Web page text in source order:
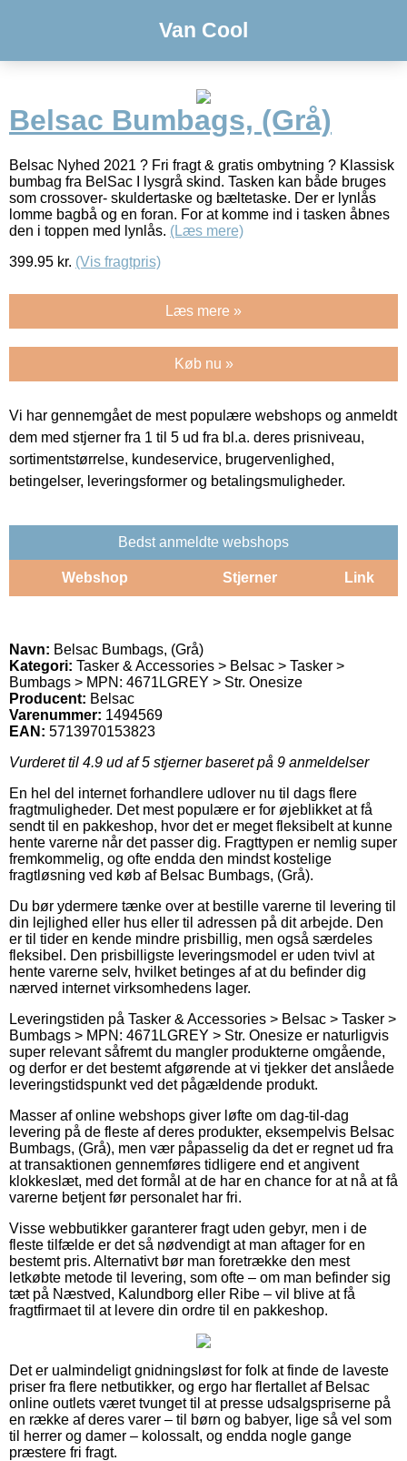
Van Cool
Belsac Bumbags, (Grå)
Belsac Nyhed 2021 ? Fri fragt & gratis ombytning ? Klassisk
bumbag fra BelSac I lysgrå skind. Tasken kan både bruges
som crossover- skuldertaske og bæltetaske. Der er lynlås
lomme bagbå og en foran. For at komme ind i tasken åbnes
den i toppen med lynlås. (Læs mere)
399.95 kr. (Vis fragtpris)
Læs mere »
Køb nu »
Vi har gennemgået de mest populære webshops og anmeldt
dem med stjerner fra 1 til 5 ud fra bl.a. deres prisniveau,
sortimentstørrelse, kundeservice, brugervenlighed,
betingelser, leveringsformer og betalingsmuligheder.
Bedst anmeldte webshops
Webshop Stjerner Link
Navn: Belsac Bumbags, (Grå)
Kategori: Tasker & Accessories > Belsac > Tasker >
Bumbags > MPN: 4671LGREY > Str. Onesize
Producent: Belsac
Varenummer: 1494569
EAN: 5713970153823
Vurderet til 4.9 ud af 5 stjerner baseret på 9 anmeldelser
En hel del internet forhandlere udlover nu til dags flere
fragtmuligheder. Det mest populære er for øjeblikket at få
sendt til en pakkeshop, hvor det er meget fleksibelt at kunne
hente varerne når det passer dig. Fragttypen er nemlig super
fremkommelig, og ofte endda den mindst kostelige
fragtløsning ved køb af Belsac Bumbags, (Grå).
Du bør ydermere tænke over at bestille varerne til levering til
din lejlighed eller hus eller til adressen på dit arbejde. Den
er til tider en kende mindre prisbillig, men også særdeles
fleksibel. Den prisbilligste leveringsmodel er uden tvivl at
hente varerne selv, hvilket betinges af at du befinder dig
nærved internet virksomhedens lager.
Leveringstiden på Tasker & Accessories > Belsac > Tasker >
Bumbags > MPN: 4671LGREY > Str. Onesize er naturligvis
super relevant såfremt du mangler produkterne omgående,
og derfor er det bestemt afgørende at vi tjekker det anslåede
leveringstidspunkt ved det pågældende produkt.
Masser af online webshops giver løfte om dag-til-dag
levering på de fleste af deres produkter, eksempelvis Belsac
Bumbags, (Grå), men vær påpasselig da det er regnet ud fra
at transaktionen gennemføres tidligere end et angivent
klokkeslæt, med det formål at de har en chance for at nå at få
varerne betjent før personalet har fri.
Visse webbutikker garanterer fragt uden gebyr, men i de
fleste tilfælde er det så nødvendigt at man aftager for en
bestemt pris. Alternativt bør man foretrække den mest
letkøbte metode til levering, som ofte – om man befinder sig
tæt på Næstved, Kalundborg eller Ribe – vil blive at få
fragtfirmaet til at levere din ordre til en pakkeshop.
Det er ualmindeligt gnidningsløst for folk at finde de laveste
priser fra flere netbutikker, og ergo har flertallet af Belsac
online outlets været tvunget til at presse udsalgspriserne på
en række af deres varer – til børn og babyer, lige så vel som
til herrer og damer – kolossalt, og endda nogle gange
præstere fri fragt.